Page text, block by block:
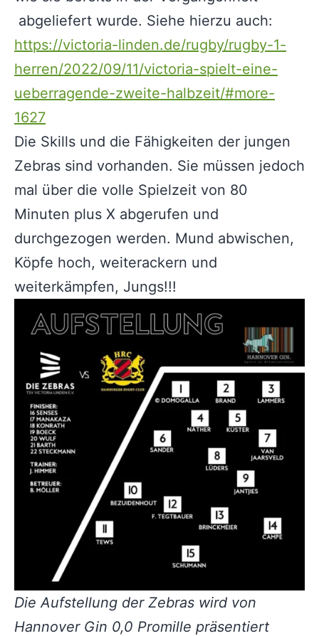
abgeliefert wurde. Siehe hierzu auch:
https://victoria-linden.de/rugby/rugby-1-
herren/2022/09/11/victoria-spielt-eine-
ueberragende-zweite-halbzeit/#more-
1627
Die Skills und die Fähigkeiten der jungen
Zebras sind vorhanden. Sie müssen jedoch
mal über die volle Spielzeit von 80
Minuten plus X abgerufen und
durchgezogen werden. Mund abwischen,
Köpfe hoch, weiterackern und
weiterkämpfen, Jungs!!!
Die Aufstellung der Zebras wird von
Hannover Gin 0,0 Promille präsentiert